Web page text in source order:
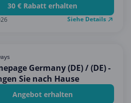
30 € Rabatt erhalten
Siehe Details
Germany (DE) / (DE) -
Sie nach Hause
Angebot erhalten